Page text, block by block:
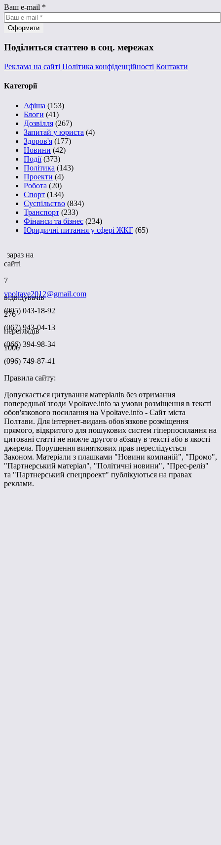
Ваш e-mail *
Поділиться статтею в соц. мережах
Реклама на сайті Політика конфіденційності Контакти
Категорії
Афіша (153)
Блоги (41)
Дозвілля (267)
Запитай у юриста (4)
Здоров'я (177)
Новини (42)
Події(373)
Політика (143)
Проекти (4)
Робота (20)
Спорт (134)
Суспільство (834)
Транспорт (233)
Фінанси та бізнес (234)
Юридичні питання у сфері ЖКГ (65)
зараз на
сайті
7
відвідувачів
276
переглядів
1006
vpoltave2012@gmail.com
(095) 043-18-92
(067) 943-04-13
(066) 394-98-34
(096) 749-87-41
Правила сайту:
Допускається цитування матеріалів без отримання
попередньої згоди Vpoltave.info за умови розміщення в тексті
обов'язкового посилання на Vpoltave.info - Сайт міста
Полтави. Для інтернет-видань обов'язкове розміщення
прямого, відкритого для пошукових систем гіперпосилання на
цитовані статті не нижче другого абзацу в тексті або в якості
джерела. Порушення виняткових прав переслідується
Законом. Матеріали з плашками "Новини компаній", "Промо",
"Партнерський матеріал", "Політичні новини", "Прес-реліз"
та "Партнерський спецпроект" публікуються на правах
реклами.